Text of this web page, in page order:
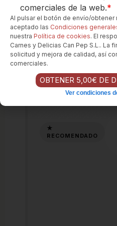
comerciales de la web.*
Al pulsar el botón de envío/
aceptado las Condiciones
nuestra Política de cookies. El
Carnes y Delicias Can Pep S.L.. La
solicitud y mejora de calidad, así
comerciales.
OBTENER 5,00€ DE
Ver condiciones